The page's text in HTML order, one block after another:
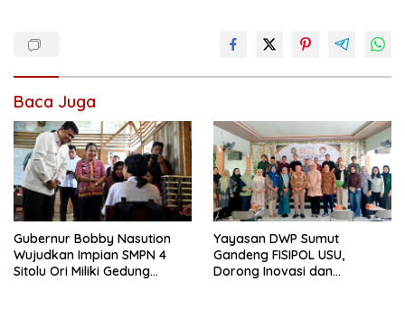
Baca Juga
Gubernur Bobby Nasution
Wujudkan Impian SMPN 4
Sitolu Ori Miliki Gedung
Yayasan DWP Sumut
Gandeng FISIPOL USU,
Dorong Inovasi dan